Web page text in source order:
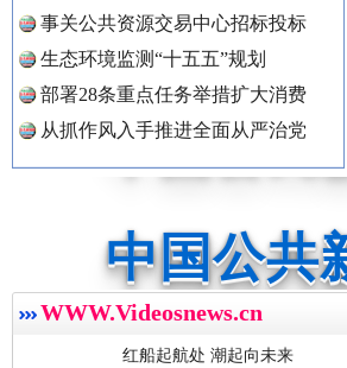
事关公共资源交易中心招标投标
生态环境监测“十五五”规划
部署28条重点任务举措扩大消费
从抓作风入手推进全面从严治党
中国公民
中国公共
中国法制
WWW.Videosnews.cn
红船起航处 潮起向未来